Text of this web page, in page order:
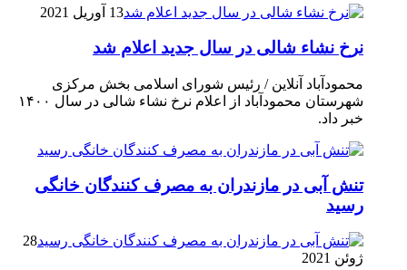
13 آوریل 2021
نرخ نشاء شالی در سال جدید اعلام شد
محمودآباد آنلاین / رئیس شورای اسلامی بخش مرکزی
شهرستان محمودآباد از اعلام نرخ نشاء شالی در سال ۱۴۰۰
خبر داد.
تنش آبی در مازندران به مصرف كنندگان خانگی
رسيد
28
ژوئن 2021